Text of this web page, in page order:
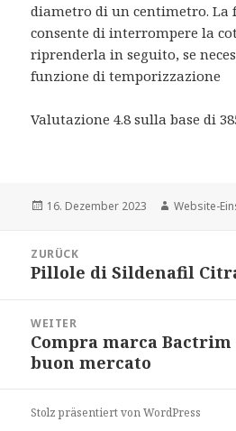
diametro di un centimetro. La
consente di interrompere la
riprenderla in seguito, se
funzione di temporizzazione
Valutazione4.8 sulla base di
Veröffentlicht
16. Dezember 2023 Autor
Website-
Navigation
ZURÜCK
Vorheriger
Pillole di Sildenafil
WEITER
Nächster
Beitrag:
Compra marca Bactrim
buon mercato
Stolz präsentiert von WordPress